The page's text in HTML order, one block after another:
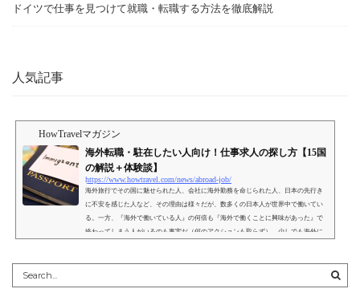
ドイツで仕事を見つけて就職・転職する方法を徹底解説
人気記事
HowTravelマガジン
海外転職・駐在したい人向け！仕事求人の探し方【15国
の解説＋体験談】
https://www.howtravel.com/news/abroad-job/
海外旅行でその国に魅せられた人、会社に海外勤務を命じられた人、日本の先行き
に不安を感じた人など、その理由は様々だが、数多くの日本人が世界中で働いてい
る。一方、『海外で働いている人』の何倍も『海外で働くことに興味があった』で
終わってしまう人がいるのも事実だ（何のアクションも取らず）。少しでも海外に